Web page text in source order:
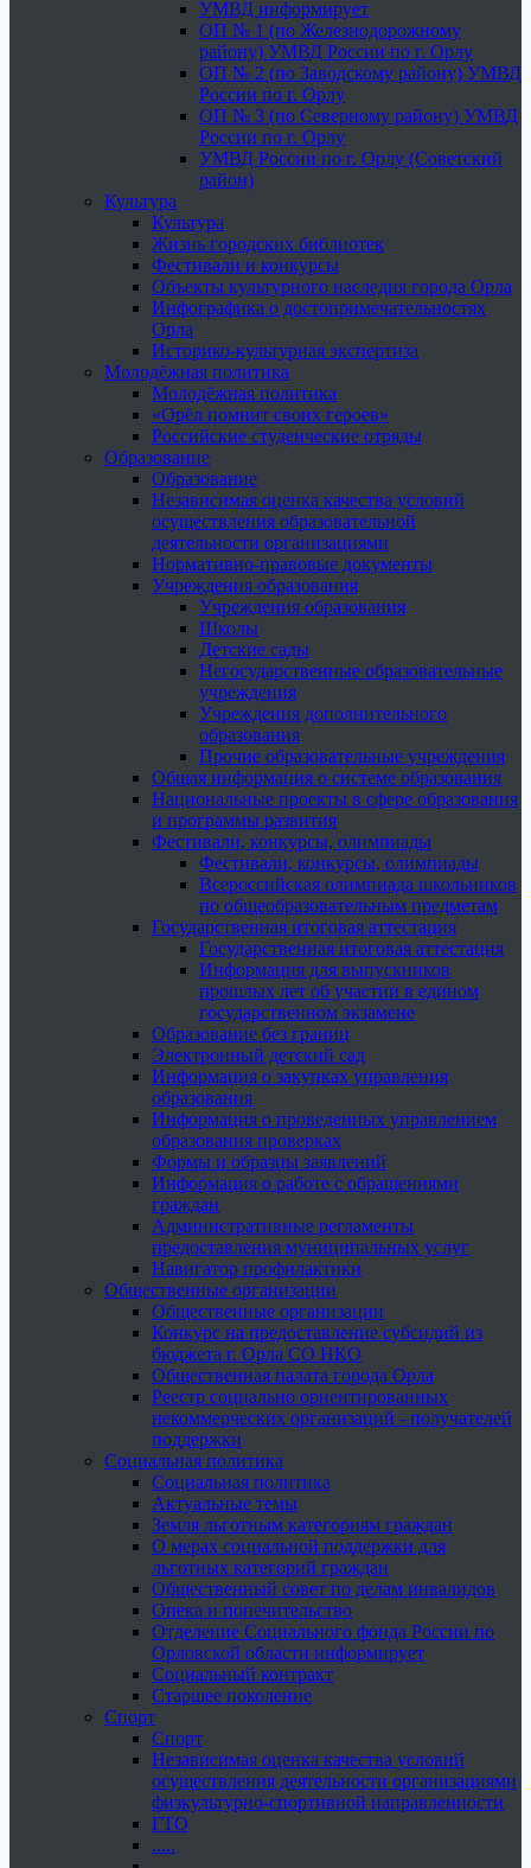
УМВД информирует
ОП № 1 (по Железнодорожному
району) УМВД России по г. Орлу
ОП № 2 (по Заводскому району) УМВД
России по г. Орлу
ОП № 3 (по Северному району) УМВД
России по г. Орлу
УМВД России по г. Орлу (Советский
район)
Культура
Культура
Жизнь городских библиотек
Фестивали и конкурсы
Объекты культурного наследия города Орла
Инфографика о достопримечательностях
Орла
Историко-культурная экспертиза
Молодёжная политика
Молодёжная политика
«Орёл помнит своих героев»
Российские студенческие отряды
Образование
Образование
Независимая оценка качества условий
осуществления образовательной
деятельности организациями
Нормативно-правовые документы
Учреждения образования
Учреждения образования
Школы
Детские сады
Негосударственные образовательные
учреждения
Учреждения дополнительного
образования
Прочие образовательные учреждения
Общая информация о системе образования
Национальные проекты в сфере образования
и программы развития
Фестивали, конкурсы, олимпиады
Фестивали, конкурсы, олимпиады
Всероссийская олимпиада школьников
по общеобразовательным предметам
Государственная итоговая аттестация
Государственная итоговая аттестация
Информация для выпускников
прошлых лет об участии в едином
государственном экзамене
Образование без границ
Электронный детский сад
Информация о закупках управления
образования
Информация о проведенных управлением
образования проверках
Формы и образцы заявлений
Информация о работе с обращениями
граждан
Административные регламенты
предоставления муниципальных услуг
Навигатор профилактики
Общественные организации
Общественные организации
Конкурс на предоставление субсидий из
бюджета г. Орла СО НКО
Общественная палата города Орла
Реестр социально ориентированных
некоммерческих организаций - получателей
поддержки
Социальная политика
Социальная политика
Актуальные темы
Земля льготным категориям граждан
О мерах социальной поддержки для
льготных категорий граждан
Общественный совет по делам инвалидов
Опека и попечительство
Отделение Социального фонда России по
Орловской области информирует
Социальный контракт
Старшее поколение
Спорт
Спорт
Независимая оценка качества условий
осуществления деятельности организациями
физкультурно-спортивной направленности
ГТО
.....